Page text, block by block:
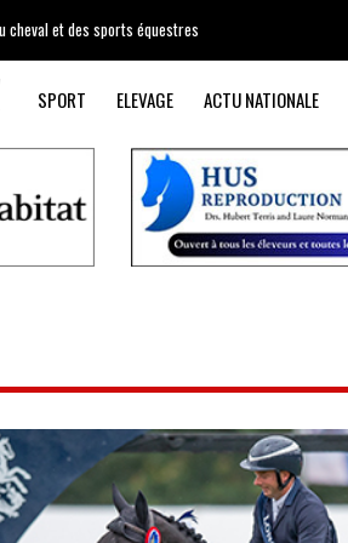
cheval et des sports équestres
SPORT ELEVAGE ACTU NATIONALE